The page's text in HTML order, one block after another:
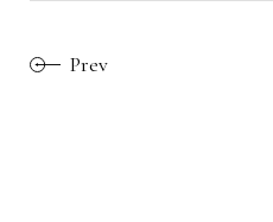
Prev